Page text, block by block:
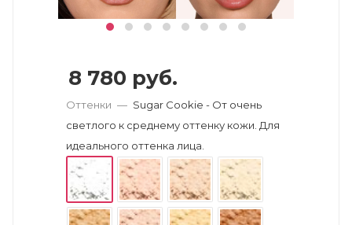
8 780 руб.
Оттенки — Sugar Cookie - От очень
светлого к среднему оттенку кожи. Для
идеального оттенка лица.